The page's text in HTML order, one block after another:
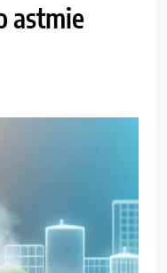
astmie